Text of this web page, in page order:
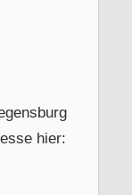
hier: